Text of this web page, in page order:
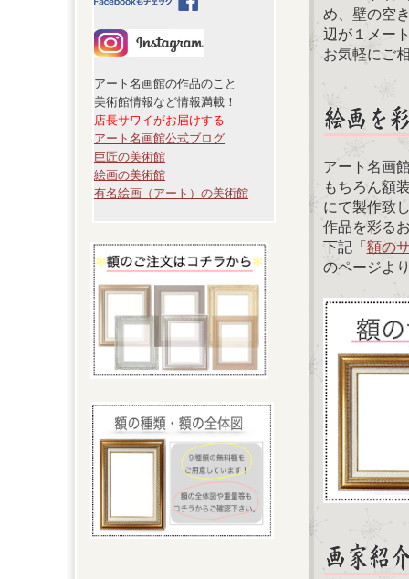
アート名画館の作品のこと
美術館情報など情報満載！
店長サワイがお届けする
アート名画館公式ブログ
巨匠の美術館
絵画の美術館
有名絵画（アート）の美術館
め、壁の空
辺が１メー
お気軽にご
アート名画
もちろん額
にて製作致
作品を彩る
下記「額の
のページよ